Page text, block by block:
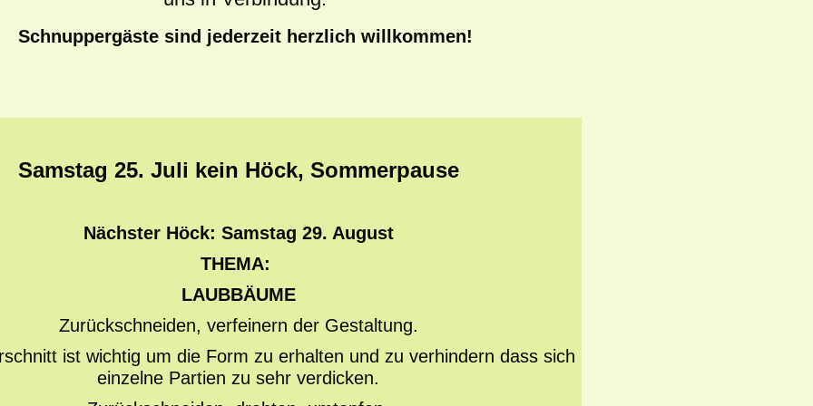
Schnuppergäste sind jederzeit herzlich willkommen!
Samstag 25. Juli kein Höck, Sommerpause
Nächster Höck: Samstag 29. August
THEMA:
LAUBBÄUME
Zurückschneiden, verfeinern der Gestaltung.
ist wichtig um die Form zu erhalten und zu verhindern dass sich
einzelne Partien zu sehr verdicken.